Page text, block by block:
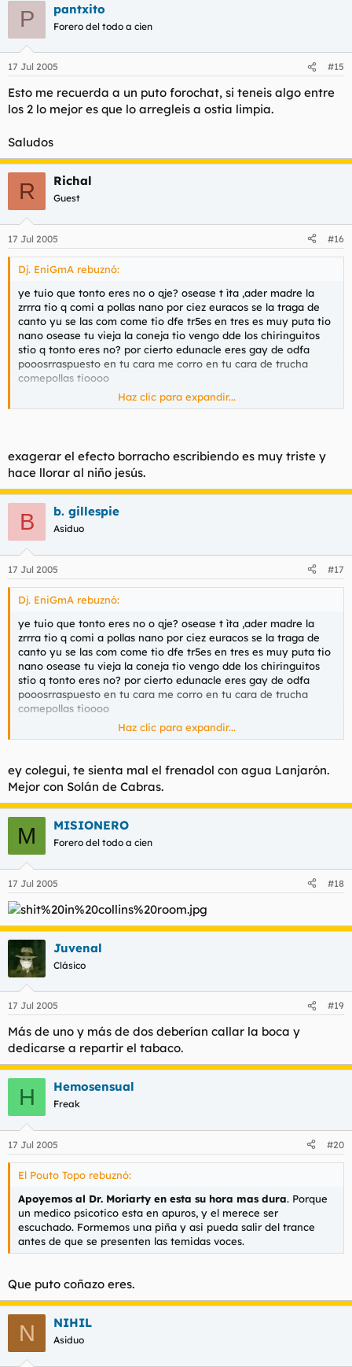
P pantxito
Forero del todo a cien
17 Jul 2005 #15
Esto me recuerda a un puto forochat, si teneis algo entre
los 2 lo mejor es que lo arregleis a ostia limpia.
Saludos
R Richal
Guest
17 Jul 2005 #16
Dj. EniGmA rebuznó:
ye tuio que tonto eres no o qje? osease t ìta ,ader madre la
zrrra tio q comi a pollas nano por ciez euracos se la traga de
canto yu se las com come tio dfe tr5es en tres es muy puta tio
nano osease tu vieja la coneja tio vengo dde los chiringuitos
stio q tonto eres no? por cierto edunacle eres gay de odfa
pooosrraspuesto en tu cara me corro en tu cara de trucha
comepollas tioooo
pero q tonto eres no n tioo tonto ams tonto mas que tonto tio
por cierto saludos al foro putao putalc putalocura q me estarn
biendo todos pero q fi flipe nasno ostia tio saludos a todo nano
bua bua bua cubata cubata dfe cubata de wiskito con redbull
gueno gueno gueno q te lo flipas tu olo nanao gueu
ueeeeeeeeeeeeeeeeeeee !!!! ata mal.a mañana
tiosssssssssssssss q tra tarde es no nano? ya son laaa ocho tio
yo aki ueeeeeeee con mi colacao tio mi colacao en mi csa tio
q tnotos q sois no tio? sois gays merecei mmereceis mo q os
Haz clic para expandir...
exagerar el efecto borracho escribiendo es muy triste y
hace llorar al niño jesús.
B b. gillespie
Asiduo
17 Jul 2005 #17
Dj. EniGmA rebuznó:
ye tuio que tonto eres no o qje? osease t ìta ,ader madre la
zrrra tio q comi a pollas nano por ciez euracos se la traga de
canto yu se las com come tio dfe tr5es en tres es muy puta tio
nano osease tu vieja la coneja tio vengo dde los chiringuitos
stio q tonto eres no? por cierto edunacle eres gay de odfa
pooosrraspuesto en tu cara me corro en tu cara de trucha
comepollas tioooo
pero q tonto eres no n tioo tonto ams tonto mas que tonto tio
por cierto saludos al foro putao putalc putalocura q me estarn
biendo todos pero q fi flipe nasno ostia tio saludos a todo nano
bua bua bua cubata cubata dfe cubata de wiskito con redbull
gueno gueno gueno q te lo flipas tu olo nanao gueu
ueeeeeeeeeeeeeeeeeeee !!!! ata mal.a mañana
tiosssssssssssssss q tra tarde es no nano? ya son laaa ocho tio
yo aki ueeeeeeee con mi colacao tio mi colacao en mi csa tio
q tnotos q sois no tio? sois gays merecei mmereceis mo q os
follen tiooooooooooooooooooooooooo
Haz clic para expandir...
ey colegui, te sienta mal el frenadol con agua Lanjarón.
Mejor con Solán de Cabras.
M MISIONERO
Forero del todo a cien
17 Jul 2005 #18
Juvenal
Clásico
17 Jul 2005 #19
Más de uno y más de dos deberían callar la boca y
dedicarse a repartir el tabaco.
H Hemosensual
Freak
17 Jul 2005 #20
El Pouto Topo rebuznó:
Apoyemos al Dr. Moriarty en esta su hora mas dura. Porque
un medico psicotico esta en apuros, y el merece ser
escuchado. Formemos una piña y asi pueda salir del trance
antes de que se presenten las temidas voces.
Que puto coñazo eres.
N NIHIL
Asiduo